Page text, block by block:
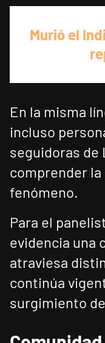
Murió el
En la misma
incluso
seguidoras de
comprender
fenómeno.
Para el
evidencia una
atraviesa
continúa
surgimiento